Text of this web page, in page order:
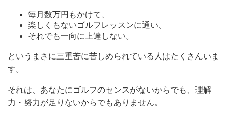
毎月数万円もかけて、
楽しくもないゴルフレッスンに通い、
それでも一向に上達しない。
というまさに三重苦に苦しめられている人はたくさんいま
す。
それは、あなたにゴルフのセンスがないからでも、理解
力・努力が足りないからでもありません。